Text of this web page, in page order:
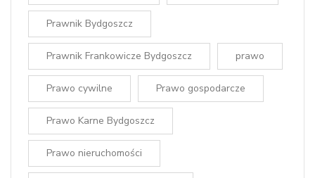
Prawnik Bydgoszcz
Prawnik Frankowicze Bydgoszcz prawo
Prawo cywilne Prawo gospodarcze
Prawo Karne Bydgoszcz
Prawo nieruchomości